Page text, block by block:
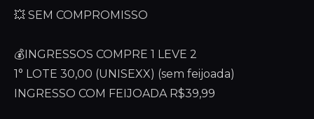
💥 SEM COMPROMISSO
💰INGRESSOS COMPRE 1 LEVE 2
1° LOTE 30,00 (UNISEXX) (sem feijoada)
INGRESSO COM FEIJOADA R$39,99